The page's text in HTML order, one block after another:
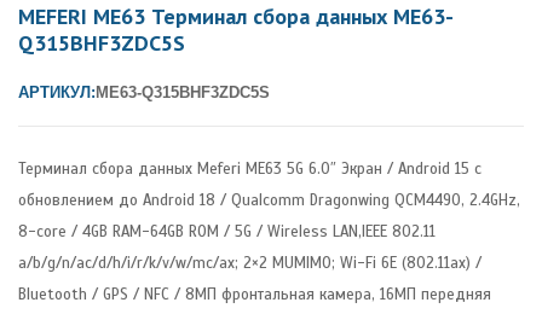
MEFERI ME63 Терминал сбора данных ME63-
Q315BHF3ZDC5S
АРТИКУЛ:ME63-Q315BHF3ZDC5S
Терминал сбора данных Meferi ME63 5G 6.0″ Экран / Android 15 с
обновлением до Android 18 / Qualcomm Dragonwing QCM4490, 2.4GHz,
8-core / 4GB RAM-64GB ROM / 5G / Wireless LAN,IEEE 802.11
a/b/g/n/ac/d/h/i/r/k/v/w/mc/ax; 2×2 MUMIMO; Wi-Fi 6E (802.11ax) /
Bluetooth / GPS / NFC / 8МП фронтальная камера, 16МП передняя